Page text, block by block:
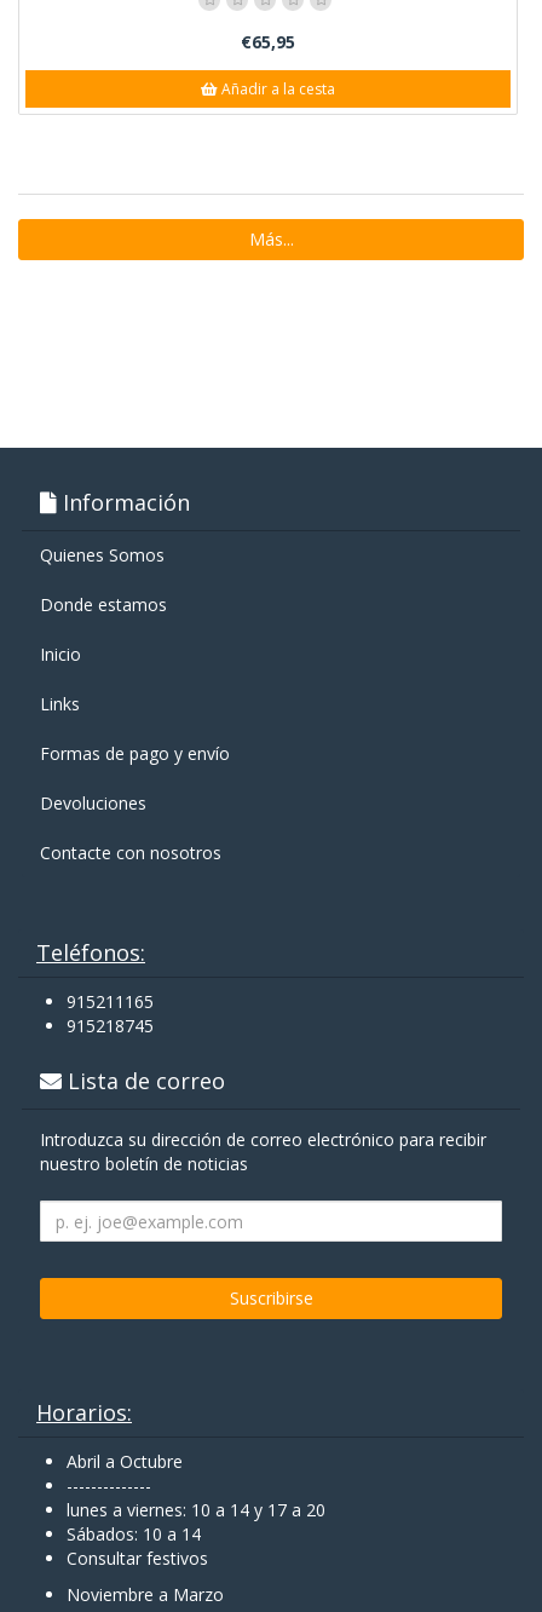
€65,95
Añadir a la cesta
Más...
Información
Quienes Somos
Donde estamos
Inicio
Links
Formas de pago y enví­o
Devoluciones
Contacte con nosotros
Teléfonos:
915211165
915218745
Lista de correo
Introduzca su dirección de correo electrónico para recibir
nuestro boletín de noticias
Horarios:
Abril a Octubre
--------------
lunes a viernes: 10 a 14 y 17 a 20
Sábados: 10 a 14
Consultar festivos
Noviembre a Marzo